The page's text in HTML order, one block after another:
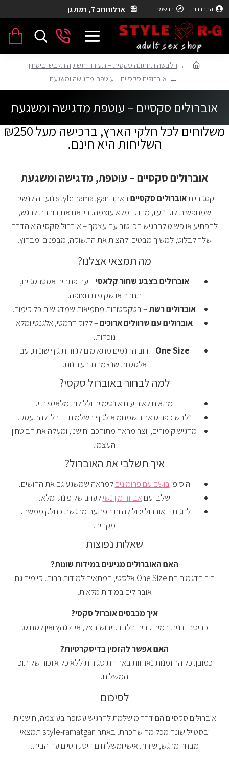
התחברות הרשמה ארלוזורוב 7, רמת גן
הלבשה תחתונה סקסית – תעוררי תשוקה תלבשי ביטחון
אוברולים סקסיים – עוטפת מדגישה ומשגעת
אוברולים סקסיים – עוטפת מדגישה ומשגעת
משלוחים לכל חלקי הארץ, ברכישה מעל ₪250
השליחות היא חינם.
אוברולים סקסיים – עוטפת, מדגישה ומשגעת
קטגורייתאוברולים סקסיים
באתר style-ramatgan נועדה לנשים
שמחפשות לוק נועז, מדויק ומלא עוצמה. בין אם את בוחרת לרגש,
להפתיע או פשוט להרגיש הכי טוב עם עצמך – אוברול סקסי הוא הדרך
שלך לבלוט, למשוך מבטים ולהצית את התשוקה, מבפנים ומבחוץ.
מה תמצאי אצלנו?
אוברולים בצבע שחור קלאסי– עם פתחים אסטרטגיים,
תחרה או שקיפות חצופה.
אוברולים רשת– בטקסטורות מחמיאות שמדגישות כל קימור.
אוברולים עם שרוולים ארוכים– ללוק דרמטי, אלגנטי ומלא
נוכחות.
One Size– רוב הדגמים מתאימים לגזרות גוף שונות, עם
אלסטיות שנצמדת בעדינות.
למה לבחור באוברול סקסי?
מתאים לאירועים אינטימיים וללילות מלאי פיתוי.
נלבש כפריט אחד שמחמיא לגוף בשלמותו – בלי להתעסק.
מדגיש קימורים, יוצר מראה מתוחכם וחושני, ומעלה את הביטחון
העצמי.
איך תשלבי את האוברול?
הוסיפיבושם עם פרומוניםלמראה שמשגע גם את החושים.
שלבי עםאביזר מין נשילערב של פינוק מלא.
לזוגות – אוברול יכול להיות הפתעה מרגשת כחלק ממשחק
מקדים.
שאלות נפוצות
האם האוברולים מגיעים במידות שונות?
רוב הדגמים הם One Size אלסטי, המתאים למידות רבות. קיימים גם
אוברולים במידות מלאות.
איך מכבסים אוברול סקסי?
כביסה ידנית במים קרים בלבד. ייבוש בצל, אין לגהץ ואין לסחוט.
האם אפשר להזמין בדיסקרטיות?
כמובן. כל ההזמנות נארזות באריזות סגורות ללא כל אזכור של תוכן
המשלוח.
לסיכום
אוברולים סקסיים הם דרך מושלמת להרגיש עטופה בעוצמה, חושניות
ובסטייל שונה מכל מה שהכרת. באתר style-ramatgan תמצאי
מבחר מרגש, שירות אישי ומשלוחים דיסקרטיים עד הבית.